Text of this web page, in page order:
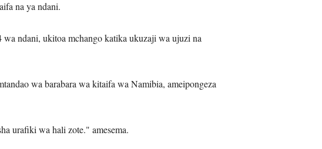
na ya ndani.
ndani, ukitoa mchango katika ukuzaji wa ujuzi na
wa barabara wa kitaifa wa Namibia, ameipongeza
urafiki wa hali zote." amesema.